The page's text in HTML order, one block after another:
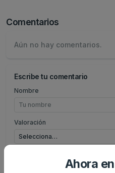
Comentarios
Aún no hay comentarios.
Escribe tu comentario
Nombre
Valoración
Ahora